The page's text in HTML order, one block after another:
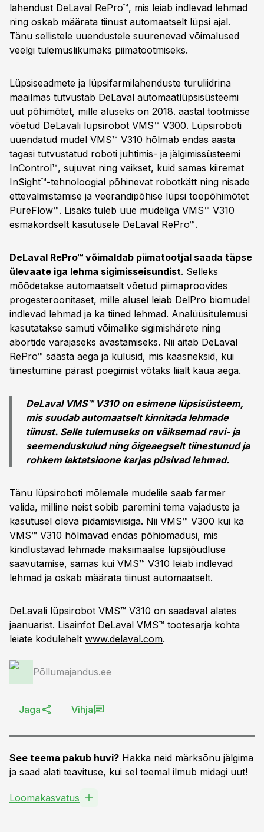
lahendust DeLaval RePro™, mis leiab indlevad lehmad
ning oskab määrata tiinust automaatselt lüpsi ajal.
Tänu sellistele uuendustele suurenevad võimalused
veelgi tulemuslikumaks piimatootmiseks.
Lüpsiseadmete ja lüpsifarmilahenduste turuliidrina
maailmas tutvustab DeLaval automaatlüpsisüsteemi
uut põhimõtet, mille aluseks on 2018. aastal tootmisse
võetud DeLavali lüpsirobot VMS™ V300. Lüpsiroboti
uuendatud mudel VMS™ V310 hõlmab endas aasta
tagasi tutvustatud roboti juhtimis- ja jälgimissüsteemi
InControl™, sujuvat ning vaikset, kuid samas kiiremat
InSight™-tehnoloogial põhinevat robotkätt ning nisade
ettevalmistamise ja veerandipõhise lüpsi tööpõhimõtet
PureFlow™. Lisaks tuleb uue mudeliga VMS™ V310
esmakordselt kasutusele DeLaval RePro™.
DeLaval RePro™ võimaldab piimatootjal saada täpse
ülevaate iga lehma sigimisseisundist. Selleks
mõõdetakse automaatselt võetud piimaproovides
progesteroonitaset, mille alusel leiab DelPro biomudel
indlevad lehmad ja ka tiined lehmad. Analüüsitulemusi
kasutatakse samuti võimalike sigimishärete ning
abortide varajaseks avastamiseks. Nii aitab DeLaval
RePro™ säästa aega ja kulusid, mis kaasneksid, kui
tiinestumine pärast poegimist võtaks liialt kaua aega.
DeLaval VMS™ V310 on esimene lüpsisüsteem,
mis suudab automaatselt kinnitada lehmade
tiinust. Selle tulemuseks on väiksemad ravi- ja
seemenduskulud ning õigeaegselt tiinestunud ja
rohkem laktatsioone karjas püsivad lehmad.
Tänu lüpsiroboti mõlemale mudelile saab farmer
valida, milline neist sobib paremini tema vajaduste ja
kasutusel oleva pidamisviisiga. Nii VMS™ V300 kui ka
VMS™ V310 hõlmavad endas põhiomadusi, mis
kindlustavad lehmade maksimaalse lüpsijõudluse
saavutamise, samas kui VMS™ V310 leiab indlevad
lehmad ja oskab määrata tiinust automaatselt.
DeLavali lüpsirobot VMS™ V310 on saadaval alates
jaanuarist. Lisainfot DeLaval VMS™ tootesarja kohta
leiate kodulehelt www.delaval.com.
Põllumajandus.ee
Jaga Vihja
See teema pakub huvi? Hakka neid märksõnu jälgima
ja saad alati teavituse, kui sel teemal ilmub midagi uut!
Loomakasvatus